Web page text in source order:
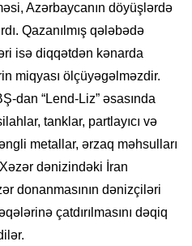
Azərbaycanın döyüşlərdə
Qazanılmış qələbədə
isə diqqətdən kənarda
miqyası ölçüyəgəlməzdir.
dan “Lend-Liz” əsasında
tanklar, partlayıcı və
metallar, ərzaq məhsulları
dənizindəki İran
donanmasının dənizçiləri
çatdırılmasını dəqiq